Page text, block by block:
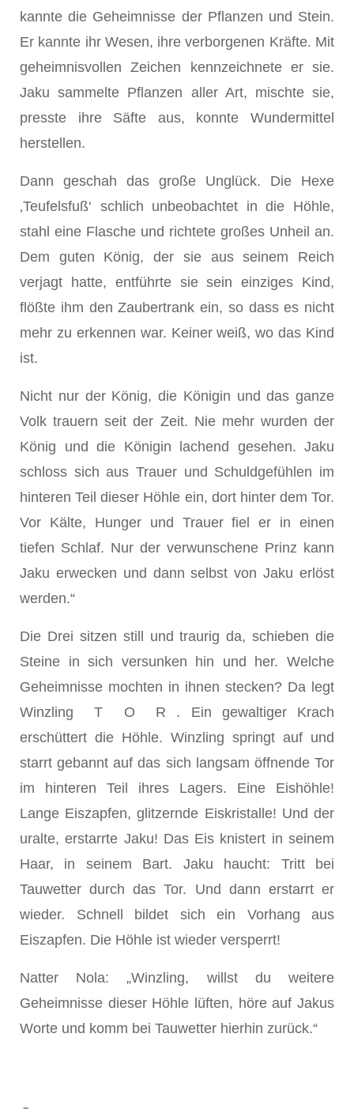
kannte die Geheimnisse der Pflanzen und Stein.
Er kannte ihr Wesen, ihre verborgenen Kräfte. Mit
geheimnisvollen Zeichen kennzeichnete er sie.
Jaku sammelte Pflanzen aller Art, mischte sie,
presste ihre Säfte aus, konnte Wundermittel
herstellen.
Dann geschah das große Unglück. Die Hexe
‚Teufelsfuß‘ schlich unbeobachtet in die Höhle,
stahl eine Flasche und richtete großes Unheil an.
Dem guten König, der sie aus seinem Reich
verjagt hatte, entführte sie sein einziges Kind,
flößte ihm den Zaubertrank ein, so dass es nicht
mehr zu erkennen war. Keiner weiß, wo das Kind
ist.
Nicht nur der König, die Königin und das ganze
Volk trauern seit der Zeit. Nie mehr wurden der
König und die Königin lachend gesehen. Jaku
schloss sich aus Trauer und Schuldgefühlen im
hinteren Teil dieser Höhle ein, dort hinter dem Tor.
Vor Kälte, Hunger und Trauer fiel er in einen
tiefen Schlaf. Nur der verwunschene Prinz kann
Jaku erwecken und dann selbst von Jaku erlöst
werden.“
Die Drei sitzen still und traurig da, schieben die
Steine in sich versunken hin und her. Welche
Geheimnisse mochten in ihnen stecken? Da legt
Winzling T O R . Ein gewaltiger Krach
erschüttert die Höhle. Winzling springt auf und
starrt gebannt auf das sich langsam öffnende Tor
im hinteren Teil ihres Lagers. Eine Eishöhle!
Lange Eiszapfen, glitzernde Eiskristalle! Und der
uralte, erstarrte Jaku! Das Eis knistert in seinem
Haar, in seinem Bart. Jaku haucht: Tritt bei
Tauwetter durch das Tor. Und dann erstarrt er
wieder. Schnell bildet sich ein Vorhang aus
Eiszapfen. Die Höhle ist wieder versperrt!
Natter Nola: „Winzling, willst du weitere
Geheimnisse dieser Höhle lüften, höre auf Jakus
Worte und komm bei Tauwetter hierhin zurück.“